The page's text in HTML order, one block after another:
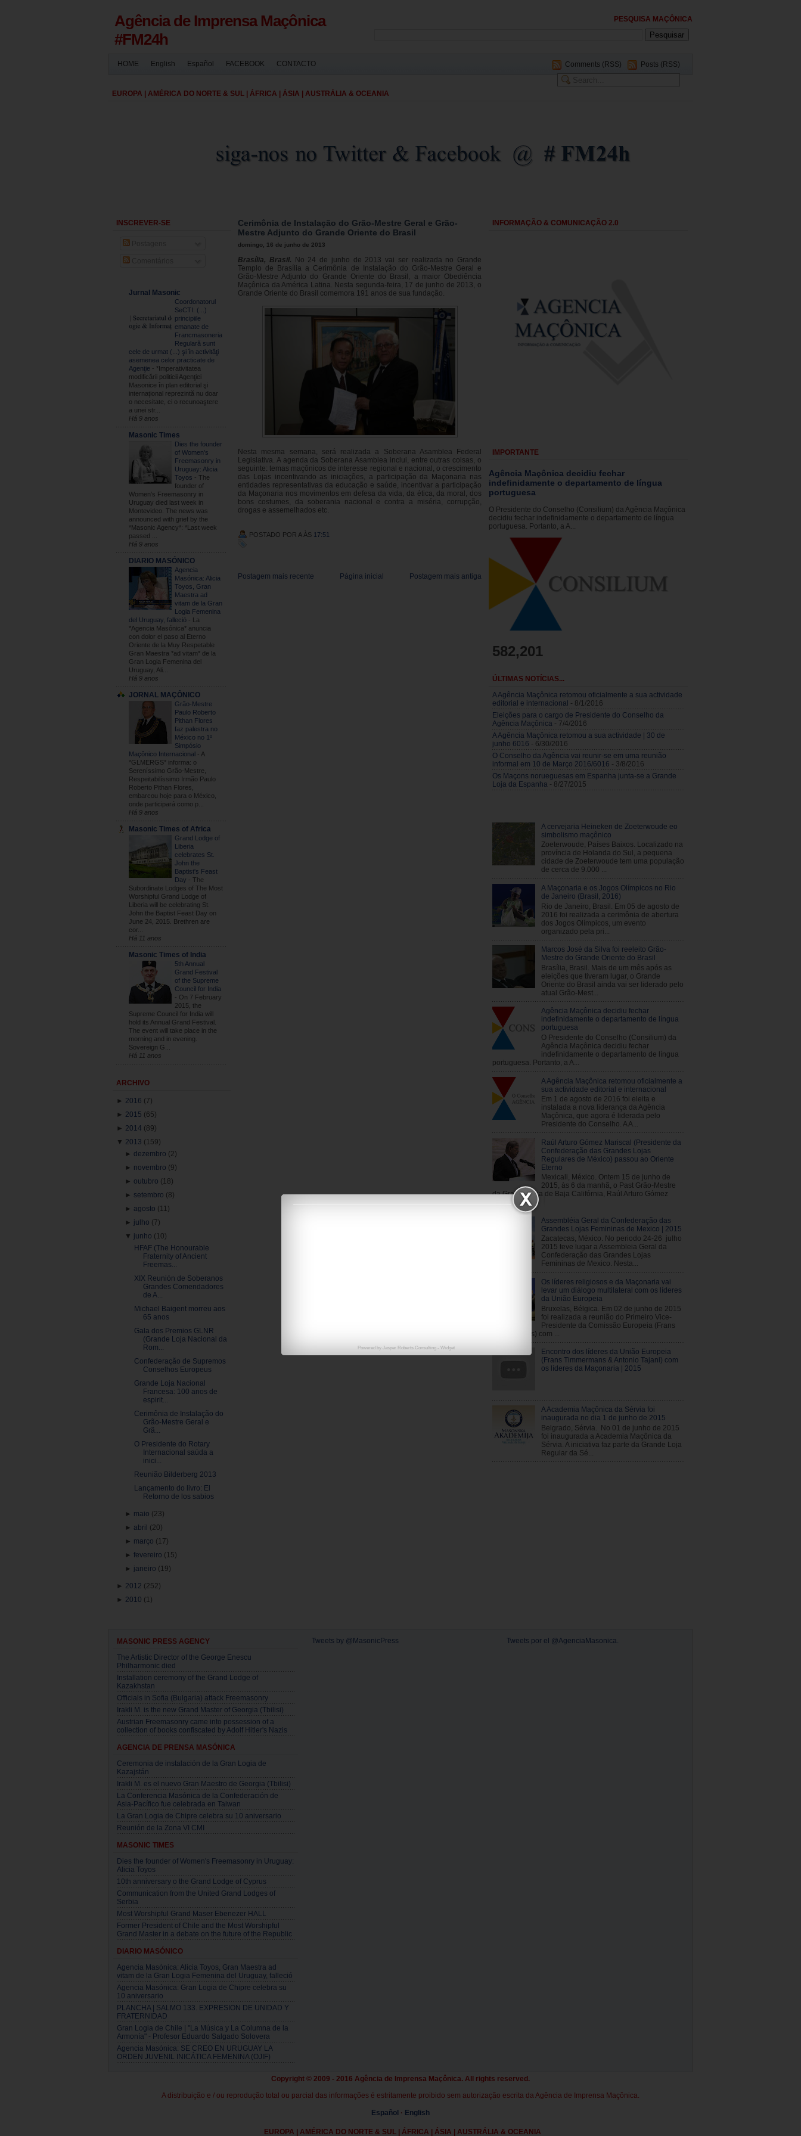
Agência de Imprensa Maçônica
#FM24h
PESQUISA MAÇÔNICA
HOME English Español FACEBOOK CONTACTO Posts (RSS)
Comments (RSS)
EUROPA | AMÉRICA DO NORTE & SUL | ÁFRICA | ÁSIA | AUSTRÁLIA & OCEANIA
INSCREVER-SE
Jurnal Masonic
Coordonatorul
SeCTI: (...)
principiile
emanate de
Francmasoneria
Regulară sunt
cele de urmat (...) şi în activităţi
asemenea celor practicate de
Agenţie - *Imperativitatea
modificării politicii Agenţiei
Masonice în plan editorial şi
internaţional reprezintă nu doar
o necesitate, ci o recunoaştere
a unei str...
Há 9 anos
Masonic Times
Dies the founder
of Women's
Freemasonry in
Uruguay: Alicia
Toyos - The
founder of
Women's Freemasonry in
Uruguay died last week in
Montevideo. The news was
announced with grief by the
*Masonic Agency*: *Last week
passed ...
Há 9 anos
DIARIO MASÓNICO
Agencia
Masónica: Alicia
Toyos, Gran
Maestra ad
vitam de la Gran
Logia Femenina
del Uruguay, falleció - La
*Agencia Masónica* anuncia
con dolor el paso al Eterno
Oriente de la Muy Respetable
Gran Maestra *ad vitam* de la
Gran Logia Femenina del
Uruguay, Ali...
Há 9 anos
JORNAL MAÇÔNICO
Grão-Mestre
Paulo Roberto
Pithan Flores
faz palestra no
México no 1º
Simpósio
Maçônico Internacional - A
*GLMERGS* informa: o
Sereníssimo Grão-Mestre,
Respeitabilíssimo Irmão Paulo
Roberto Pithan Flores,
embarcou hoje para o México,
onde participará como p...
Há 9 anos
Masonic Times of Africa
Grand Lodge of
Liberia
celebrates St.
John the
Baptist's Feast
Day - The
Subordinate Lodges of The Most
Worshipful Grand Lodge of
Liberia will be celebrating St.
John the Baptist Feast Day on
June 24, 2015. Brethren are
cor...
Há 11 anos
Masonic Times of India
5th Annual
Grand Festival
of the Supreme
Council for India
- On 7 February
2015, the
Supreme Council for India will
hold its Annual Grand Festival.
The event will take place in the
morning and in evening.
Sovereign G...
Há 11 anos
ARCHIVO
► 2016 (7)
► 2015 (65)
► 2014 (89)
▼ 2013 (159)
► dezembro (2)
► novembro (9)
► outubro (18)
► setembro (8)
► agosto (11)
► julho (7)
▼ junho (10)
HFAF (The Honourable
Fraternity of Ancient
Freemas...
XIX Reunión de Soberanos
Grandes Comendadores
de A...
Michael Baigent morreu aos
65 anos
Gala dos Premios GLNR
(Grande Loja Nacional da
Rom...
Confederação de Supremos
Conselhos Europeus
Grande Loja Nacional
Francesa: 100 anos de
espirit...
Cerimônia de Instalação do
Grão-Mestre Geral e
Grã...
O Presidente do Rotary
Internacional saúda a
inici...
Reunião Bilderberg 2013
Lançamento do livro: El
Retorno de los sabios
► maio (23)
► abril (20)
► março (17)
►fevereiro (15)
► janeiro (19)
► 2012 (252)
► 2010 (1)
Cerimônia de Instalação do Grão-Mestre Geral e Grão-
Mestre Adjunto do Grande Oriente do Brasil
domingo, 16 de junho de 2013
Brasília, Brasil.
No 24 de junho de 2013 vai ser realizada no Grande
Templo de Brasília a Cerimônia de Instalação do Grão-Mestre Geral e
Grão-Mestre Adjunto do Grande Oriente do Brasil, a maior Obediência
Maçônica da América Latina. Nesta segunda-feira, 17 de junho de 2013, o
Grande Oriente do Brasil comemora 191 anos de sua fundação.
Nesta mesma semana, será realizada a Soberana Asamblea Federal
Legislativa. A agenda da Soberana Asamblea inclui, entre outras coisas, o
seguinte: temas maçônicos de interesse regional e nacional, o crescimento
das Lojas incentivando as iniciações, a participação da Maçonaria nas
entidades representativas da educação e saúde, incentivar a participação
da Maçonaria nos movimentos em defesa da vida, da ética, da moral, dos
bons costumes, da soberania nacional e contra a miséria, corrupção,
drogas e assemelhados etc.
POSTADO POR A ÀS 17:51
Postagem mais recente Postagem mais antiga
Página inicial
INFORMAÇÃO & COMUNICAÇÃO 2.0
IMPORTANTE
Agência Maçônica decidiu fechar
indefinidamente o departamento de língua
portuguesa
O Presidente do Conselho (Consilium) da Agência Maçônica
decidiu fechar indefinidamente o departamento de língua
portuguesa. Portanto, a A...
582,201
ÚLTIMAS NOTÍCIAS...
A Agência Maçônica retomou oficialmente a sua actividade
editorial e internacional - 8/1/2016
Eleições para o cargo de Presidente do Conselho da
Agência Maçônica - 7/4/2016
A Agência Maçônica retomou a sua actividade | 30 de
junho 6016 - 6/30/2016
O Conselho da Agência vai reunir-se em uma reunião
informal em 10 de Março 2016/6016 - 3/8/2016
Os Maçons norueguesas em Espanha junta-se a Grande
Loja da Espanha - 8/27/2015
A cervejaria Heineken de Zoeterwoude eo
simbolismo maçônico
Zoeterwoude, Países Baixos. Localizado na
província de Holanda do Sul, a pequena
cidade de Zoeterwoude tem uma população
de cerca de 9.000 ...
A Maçonaria e os Jogos Olímpicos no Rio
de Janeiro (Brasil, 2016)
Rio de Janeiro, Brasil. Em 05 de agosto de
2016 foi realizada a cerimônia de abertura
dos Jogos Olímpicos, um evento
organizado pela pri...
Marcos José da Silva foi reeleito Grão-
Mestre do Grande Oriente do Brasil
Brasília, Brasil. Mais de um mês após as
eleições que tiveram lugar, o Grande
Oriente do Brasil ainda vai ser liderado pelo
atual Grão-Mest...
Agência Maçônica decidiu fechar
indefinidamente o departamento de língua
portuguesa
O Presidente do Conselho (Consilium) da
Agência Maçônica decidiu fechar
indefinidamente o departamento de língua
portuguesa. Portanto, a A...
A Agência Maçônica retomou oficialmente a
sua actividade editorial e internacional
Em 1 de agosto de 2016 foi eleita e
instalada a nova liderança da Agência
Maçônica, que agora é liderada pelo
Presidente do Conselho. A A...
Raúl Arturo Gómez Mariscal (Presidente da
Confederação das Grandes Lojas
Regulares de México) passou ao Oriente
Eterno
Mexicali, México. Ontem 15 de junho de
2015, às 6 da manhã, o Past Grão-Mestre
da Grande Loja de Baja Califórnia, Raúl Arturo Gómez
Marisca...
Assembléia Geral da Confederação das
Grandes Lojas Femininas de Mexico | 2015
Zacatecas, México. No periodo 24-26 julho
2015 teve lugar a Assembleia Geral da
Confederação das Grandes Lojas
Femininas de Mexico. Nesta...
Os líderes religiosos e da Maçonaria vai
levar um diálogo multilateral com os líderes
da União Europeia
Bruxelas, Bélgica. Em 02 de junho de 2015
foi realizada a reunião do Primeiro Vice-
Presidente da Comissão Europeia (Frans
Timmermans) com ...
Encontro dos líderes da União Europeia
(Frans Timmermans & Antonio Tajani) com
os líderes da Maçonaria | 2015
A Academia Maçônica da Sérvia foi
inaugurada no dia 1 de junho de 2015
Belgrado, Sérvia. No 01 de junho de 2015
foi inaugurada a Academia Maçônica da
Sérvia. A iniciativa faz parte da Grande Loja
Regular da Sé...
MASONIC PRESS AGENCY
The Artistic Director of the George Enescu
Philharmonic died
Installation ceremony of the Grand Lodge of
Kazakhstan
Officials in Sofia (Bulgaria) attack Freemasonry
Irakli M. is the new Grand Master of Georgia (Tbilisi)
Austrian Freemasonry came into possession of a
collection of books confiscated by Adolf Hitler's Nazis
AGENCIA DE PRENSA MASÓNICA
Ceremonia de instalación de la Gran Logia de
Kazajstán
Irakli M. es el nuevo Gran Maestro de Georgia (Tbilisi)
La Conferencia Masónica de la Confederación de
Asia-Pacífico fue celebrada en Taiwan
La Gran Logia de Chipre celebra su 10 aniversario
Reunión de la Zona VI CMI
MASONIC TIMES
Dies the founder of Women's Freemasonry in Uruguay:
Alicia Toyos
10th anniversary o the Grand Lodge of Cyprus
Communication from the United Grand Lodges of
Serbia
Most Worshipful Grand Maser Ebenezer HALL
Former President of Chile and the Most Worshipful
Grand Master in a debate on the future of the Republic
DIARIO MASÓNICO
Agencia Masónica: Alicia Toyos, Gran Maestra ad
vitam de la Gran Logia Femenina del Uruguay, falleció
Agencia Masónica: Gran Logia de Chipre celebra su
10 aniversario
PLANCHA | SALMO 133. EXPRESION DE UNIDAD Y
FRATERNIDAD
Gran Logia de Chile | "La Música y La Columna de la
Armonía" - Profesor Eduardo Salgado Solovera
Agencia Masónica: SE CREO EN URUGUAY LA
ORDEN JUVENIL INICÁTICA FEMENINA (OJIF)
Tweets by @MasonicPress
Powered byJasper Roberts Consulting -Widget
Tweets por el @AgenciaMasonica.
Copyright © 2009 - 2016 Agência de Imprensa Maçônica. All rights reserved.
A distribuição e / ou reprodução total ou parcial das informações é estritamente proibido sem autorização escrita da Agência de Imprensa Maçônica.
Español · English
EUROPA | AMÉRICA DO NORTE & SUL | ÁFRICA | ÁSIA | AUSTRÁLIA & OCEANIA